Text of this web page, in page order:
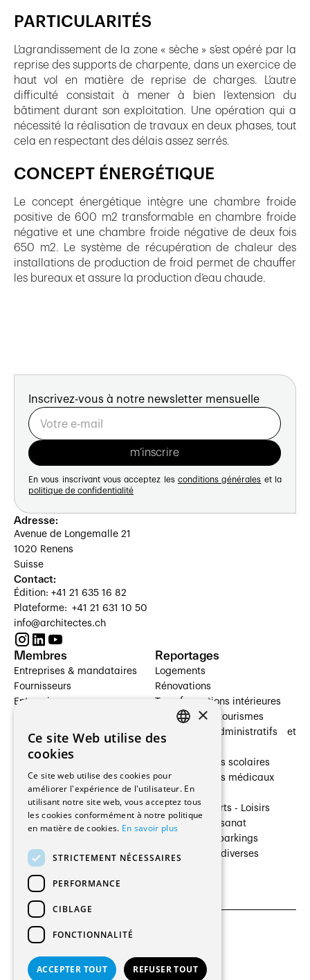
PARTICULARITÉS
L’agrandissement de la zone « sèche » s’est opéré par la
reprise des supports de charpente, dans un exercice de
haut vol en matière de reprise de charges. L’autre
difficulté consistait à mener à bien l’extension du
bâtiment durant son exploitation. Une opération qui a
nécessité la réalisation de travaux en deux phases, tout
cela en respectant des délais assez serrés.
CONCEPT ÉNERGÉTIQUE
Le concept énergétique intègre une chambre froide
positive de 600 m2 transformable en chambre froide
négative et une chambre froide négative de deux fois
650 m2. Le système de récupération de chaleur des
installations de production de froid permet de chauffer
les bureaux et assure la production d’eau chaude.
Inscrivez-vous à notre newsletter mensuelle
En vous inscrivant vous acceptez les conditions générales et la
politique de confidentialité
Adresse:
Avenue de Longemalle 21
1020 Renens
Suisse
Contact:
Édition: +41 21 635 16 82
Plateforme: +41 21 631 10 50
info@architectes.ch
Membres
Entreprises & mandataires
Fournisseurs
Entreprises
Architectes paysagistes
Architectes d'intérieur
Entreprises générales
Ingénieurs et mandataires
Fabricants / Fournisseurs
Régies immobilières
Gestion PPE
Reportages
Logements
Rénovations
Transformations intérieures
Hôtelleries et tourismes
Bâtiments administratifs et
Établissements scolaires
Établissements médicaux
Villas
Cultures - Sports - Loisirs
Industrie - Artisanat
Transports et parkings
Constructions diverses
CGU et Politique de confidentialités
×
Ce site Web utilise des
cookies
Ce site web utilise des cookies pour
améliorer l'expérience de l'utilisateur. En
utilisant notre site web, vous acceptez tous
les cookies conformément à notre politique
en matière de cookies. En savoir plus
STRICTEMENT NÉCESSAIRES
PERFORMANCE
CIBLAGE
FONCTIONNALITÉ
ACCEPTER TOUT REFUSER TOUT